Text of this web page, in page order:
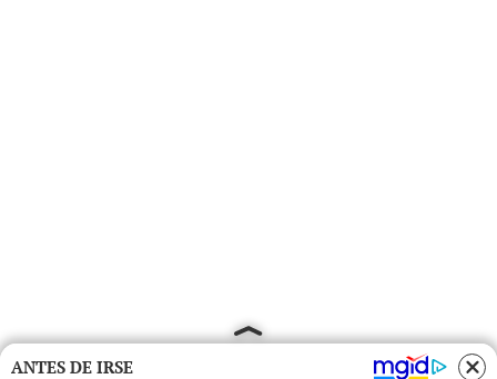
ANTES DE IRSE